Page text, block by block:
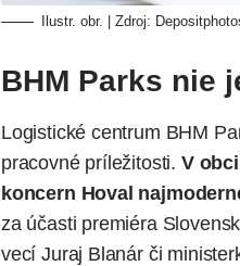
Ilustr. obr. | Zdroj:
BHM Parks nie
Logistické centrum BHM
pracovné príležitosti. V
koncern Hoval
za účasti premiéra
vecí Juraj Blanár či